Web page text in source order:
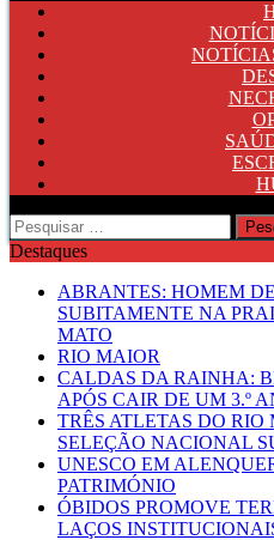
Pesquisar
por:
Destaques
ABRANTES: HOMEM
SUBITAMENTE NA
MATO
RIO MAIOR
CALDAS DA RAINHA:
APÓS CAIR DE UM 3.º
TRÊS ATLETAS DO
SELEÇÃO NACIONAL
UNESCO EM
PATRIMÓNIO
ÓBIDOS PROMOVE
LAÇOS